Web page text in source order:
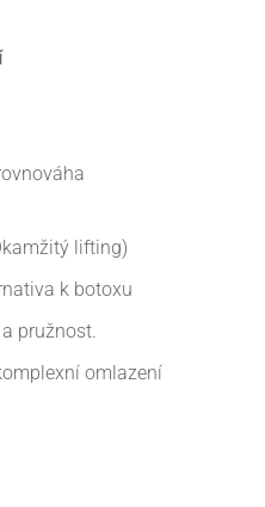
lifting)
k botoxu
pružnost.
omlazení